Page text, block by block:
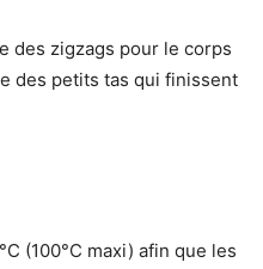
des zigzags pour le corps
des petits tas qui finissent
(100°C maxi) afin que les